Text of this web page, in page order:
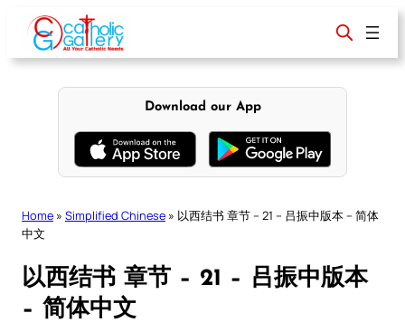
content
Download our App
Home » Simplified Chinese » 以西结书 章节 – 21 – 吕振中版本 – 简体
中文
以西结书 章节 – 21 – 吕振中版本
– 简体中文